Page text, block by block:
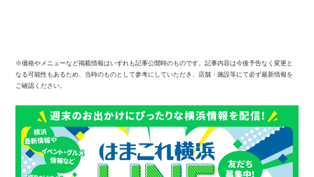
※価格やメニューなど掲載情報はいずれも記事公開時のものです。記事内容は今後予告なく変更と
なる可能性もあるため、当時のものとして参考にしていただき、店舗・施設等にて必ず最新情報を
ご確認ください。